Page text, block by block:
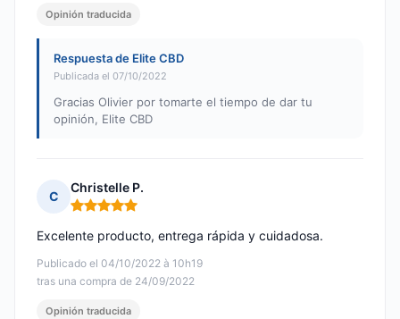
Opinión traducida
Respuesta de Elite CBD
Publicada el 07/10/2022
Gracias Olivier por tomarte el tiempo de dar tu
opinión, Elite CBD
C
Christelle P.
Nota: 5 de 5
Publicado el 04/10/2022 à 10h19
tras una compra de 24/09/2022
Excelente producto, entrega rápida y cuidadosa.
Opinión traducida